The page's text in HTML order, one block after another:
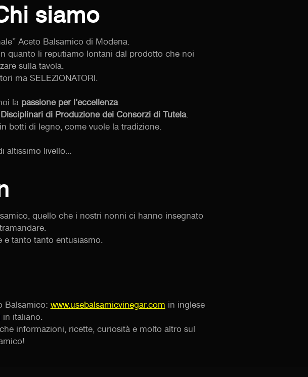
siamo
Aceto Balsamico di Modena.
quanto li reputiamo lontani dal prodotto che noi
sulla tavola.
ma SELEZIONATORI.
la passione per l’eccellenza
Disciplinari di Produzione dei Consorzi di Tutela.
botti di legno, come vuole la tradizione.
altissimo livello...
quello che i nostri nonni ci hanno insegnato
tanto tanto entusiasmo.
Balsamico: www.usebalsamicvinegar.com in inglese
in italiano.
informazioni, ricette, curiosità e molto altro sul